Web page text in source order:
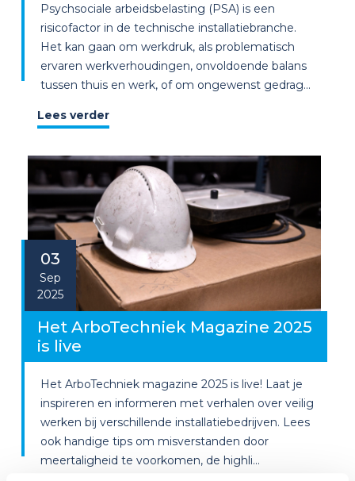
Psychsociale arbeidsbelasting (PSA) is een
risicofactor in de technische installatiebranche.
Het kan gaan om werkdruk, als problematisch
ervaren werkverhoudingen, onvoldoende balans
tussen thuis en werk, of om ongewenst gedrag...
Lees verder
03
Sep
2025
Het ArboTechniek Magazine 2025
is live
Het ArboTechniek magazine 2025 is live! Laat je
inspireren en informeren met verhalen over veilig
werken bij verschillende installatiebedrijven. Lees
ook handige tips om misverstanden door
meertaligheid te voorkomen, de highli...